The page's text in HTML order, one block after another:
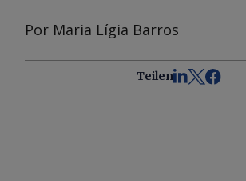
Por Maria Lígia Barros
Teilen